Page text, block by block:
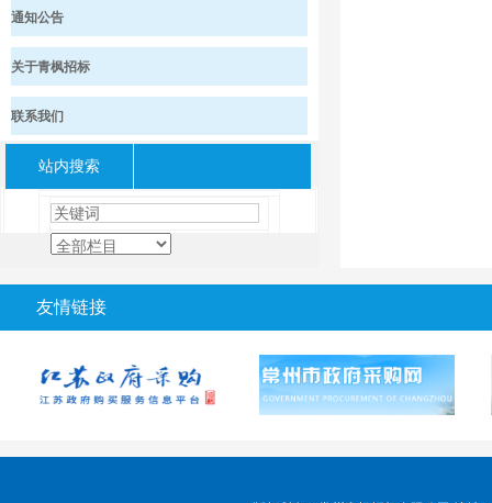
通知公告
关于青枫招标
联系我们
站内搜索
友情链接